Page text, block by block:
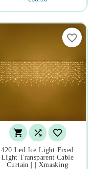
  
420 Led Ice Light Fixed
Light Transparent Cable
Curtain | | Xmasking
favorite_border